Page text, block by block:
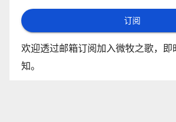
订阅
欢迎透过邮箱订阅加入微牧之歌，即
知。